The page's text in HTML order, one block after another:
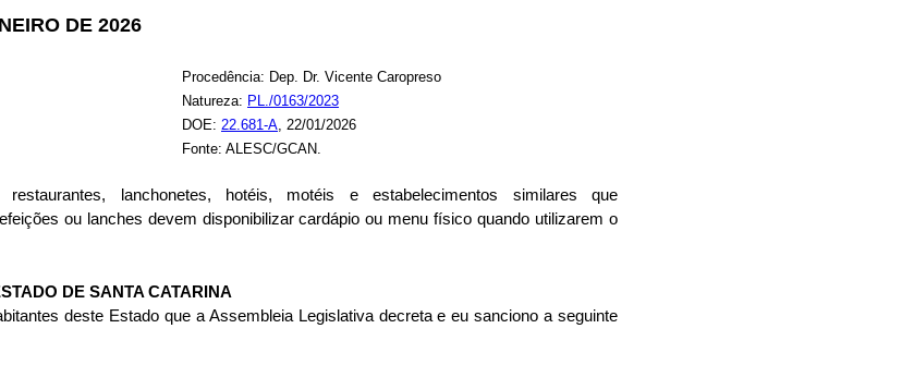
DE 2026
Procedência: Dep. Dr. Vicente Caropreso
Natureza: PL./0163/2023
DOE: 22.681-A , 22/01/2026
Fonte: ALESC/GCAN.
restaurantes, lanchonetes, hotéis, motéis e estabelecimentos similares que
ou lanches devem disponibilizar cardápio ou menu físico quando utilizarem o
DE SANTA CATARINA
deste Estado que a Assembleia Legislativa decreta e eu sanciono a seguinte